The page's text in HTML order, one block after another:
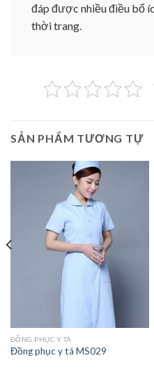
đáp được nhiều điều bổ
thời trang.
SẢN PHẨM TƯƠNG TỰ
ĐỒNG PHỤC Y TÁ
Đồng phục y tá MS029